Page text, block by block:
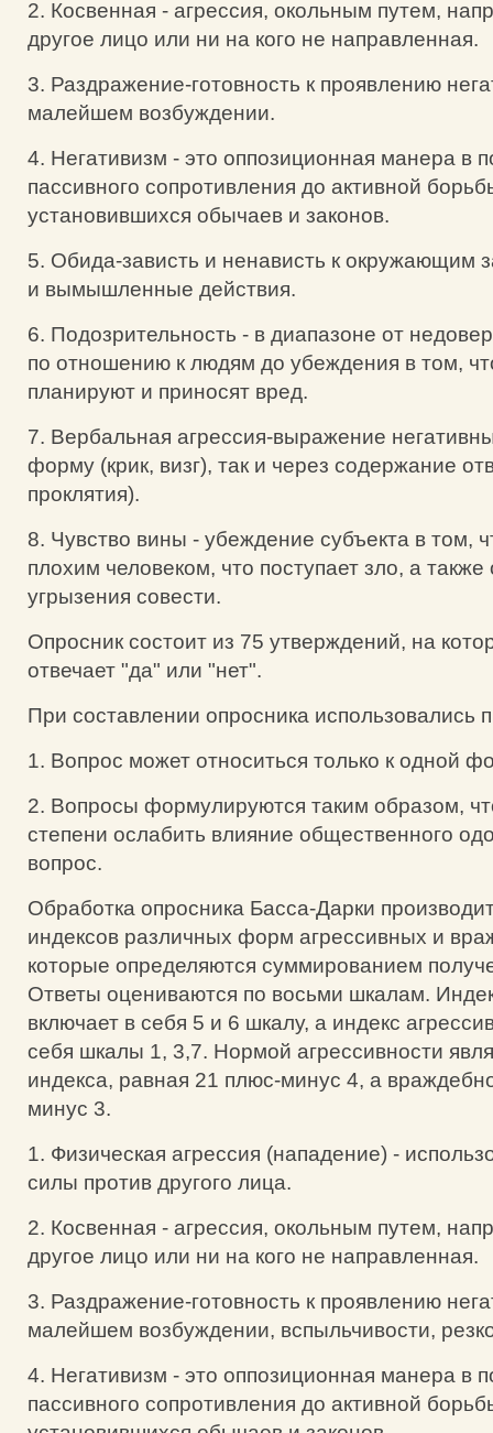
2. Косвенная - агрессия, окольным путем,
другое лицо или ни на кого не направленная.
3. Раздражение-готовность к проявлению
малейшем возбуждении.
4. Негативизм - это оппозиционная манера в
пассивного сопротивления до активной
установившихся обычаев и законов.
5. Обида-зависть и ненависть к окружающим
и вымышленные действия.
6. Подозрительность - в диапазоне от
по отношению к людям до убеждения в том,
планируют и приносят вред.
7. Вербальная агрессия-выражение
форму (крик, визг), так и через содержание
проклятия).
8. Чувство вины - убеждение субъекта в том,
плохим человеком, что поступает зло, а
угрызения совести.
Опросник состоит из 75 утверждений, на
отвечает "да" или "нет".
При составлении опросника использовались
1. Вопрос может относиться только к одной
2. Вопросы формулируются таким образом,
степени ослабить влияние общественного
вопрос.
Обработка опросника Басса-Дарки
индексов различных форм агрессивных и
которые определяются суммированием
Ответы оцениваются по восьми шкалам.
включает в себя 5 и 6 шкалу, а индекс
себя шкалы 1, 3,7. Нормой агрессивности
индекса, равная 21 плюс-минус 4, а
минус 3.
1. Физическая агрессия (нападение) -
силы против другого лица.
2. Косвенная - агрессия, окольным путем,
другое лицо или ни на кого не направленная.
3. Раздражение-готовность к проявлению
малейшем возбуждении, вспыльчивости,
4. Негативизм - это оппозиционная манера в
пассивного сопротивления до активной